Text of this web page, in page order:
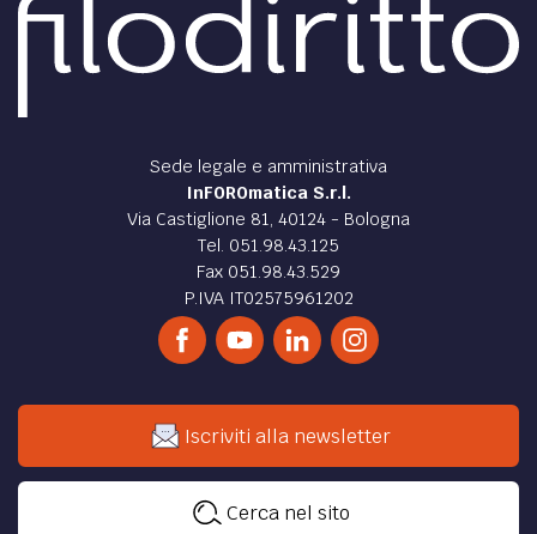
Sede legale e amministrativa
InFOROmatica S.r.l.
Via Castiglione 81, 40124 - Bologna
Tel. 051.98.43.125
Fax 051.98.43.529
P.IVA IT02575961202
Iscriviti alla newsletter
Cerca nel sito